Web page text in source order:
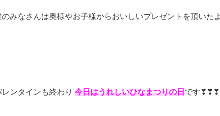
みなさんは奥様やお子様からおいしいプレゼントを頂いた
ンタインも終わり 今日はうれしいひなまつりの日です❣❣❣